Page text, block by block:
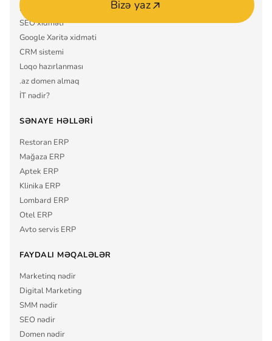
Mobil tətbiq MVP
SEO xidməti
Google Xəritə xidməti
CRM sistemi
Loqo hazırlanması
.az domen almaq
İT nədir?
SƏNAYE HƏLLƏRI
Restoran ERP
Mağaza ERP
Aptek ERP
Klinika ERP
Lombard ERP
Otel ERP
Avto servis ERP
FAYDALI MƏQALƏLƏR
Marketinq nədir
Digital Marketing
SMM nədir
SEO nədir
Domen nədir
Bizə yaz